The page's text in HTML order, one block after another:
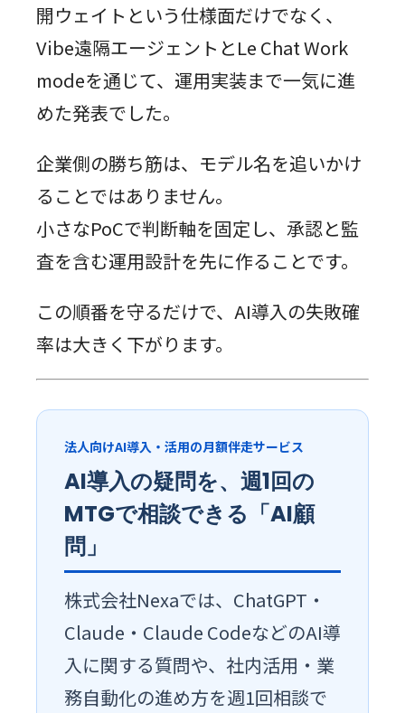
開ウェイトという仕様面だけでなく、
Vibe遠隔エージェントとLe Chat Work
modeを通じて、運用実装まで一気に進
めた発表でした。
企業側の勝ち筋は、モデル名を追いかけ
ることではありません。
小さなPoCで判断軸を固定し、承認と監
査を含む運用設計を先に作ることです。
この順番を守るだけで、AI導入の失敗確
率は大きく下がります。
法人向けAI導入・活用の月額伴走サービス
AI導入の疑問を、週1回の
MTGで相談できる「AI顧
問」
株式会社Nexaでは、ChatGPT・
Claude・Claude CodeなどのAI導
入に関する質問や、社内活用・業
務自動化の進め方を週1回相談で